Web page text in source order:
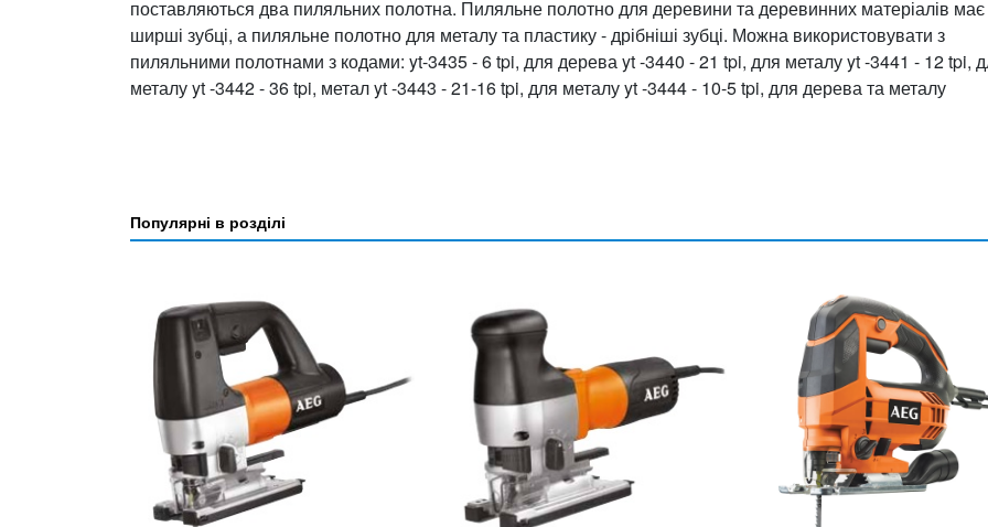
поставляються два пиляльних полотна. Пиляльне полотно для деревини та деревинних матеріалів має
ширші зубці, а пиляльне полотно для металу та пластику - дрібніші зубці. Можна використовувати з
пиляльними полотнами з кодами: yt-3435 - 6 tpi, для дерева yt -3440 - 21 tpi, для металу yt -3441 - 12 tpi,
металу yt -3442 - 36 tpi, метал yt -3443 - 21-16 tpi, для металу yt -3444 - 10-5 tpi, для дерева та металу
Популярні в розділі